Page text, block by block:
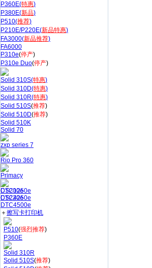
P360E(特惠)
P380E(新品)
P510(推荐)
P210E/P220E(新品特惠)
FA3000(新品推荐)
FA6000
P310e(停产)
P310e Duo(停产)
Solid 310S(特惠)
Solid 310D(特惠)
Solid 310R(特惠)
Solid 510S(推荐)
Solid 510D(推荐)
Solid 510K
Solid 70
zxp series 7
Rio Pro 360
Primacy
CS200e
CS220e
DTC1250e
DTC4250e
DTC4500e
＋擦写卡打印机
P510(强烈推荐)
P360E
Solid 310R
Solid 510S(推荐)